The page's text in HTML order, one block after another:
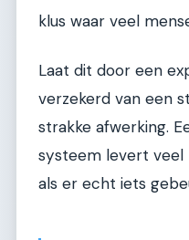
klus waar veel
Laat dit door een
verzekerd van een
strakke afwerking.
systeem levert veel
als er echt iets